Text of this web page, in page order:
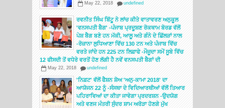
May 22, 2018 undefined
ਰਵਨੀਤ ਸਿੰਘ ਬਿੱਟੂ ਨੇ ਲਾਂਚ ਕੀਤੇ ਵਾਤਾਵਰਣ ਅਨੁਕੂਲ
'ਵਨਸਪਤੀ ਬੈਗ' -ਪੰਜਾਬ ਪ੍ਰਦੂਸ਼ਣ ਰੋਕਥਾਮ ਬੋਰਡ ਵੱਲੋਂ
ਪੇਸ਼ ਬੈਗ ਬਣੇ ਹਨ ਮੱਕੀ, ਆਲੂ ਅਤੇ ਗੰਨੇ ਦੇ ਛਿੱਲੜਾਂ ਨਾਲ
-ਰੋਜ਼ਾਨਾ ਲੁਧਿਆਣਾ ਵਿੱਚ 130 ਟਨ ਅਤੇ ਪੰਜਾਬ ਵਿੱਚ
ਵਰਤੇ ਜਾਂਦੇ ਹਨ 225 ਟਨ ਲਿਫ਼ਾਫੇ -ਮੌਜੂਦਾ ਸਮੇਂ ਸੂਬੇ ਵਿੱਚ
12 ਫੀਸਦੀ ਤੋਂ ਵਧੇਰੇ ਵਰਤੋਂ ਹੋਣ ਲੱਗੀ ਹੈ ਨਵੇਂ ਵਨਸਪਤੀ ਬੈਗਾਂ ਦੀ
May 22, 2018 undefined
'ਨਿਫ਼ਟ' ਵੱਲੋਂ ਫੈਸ਼ਨ ਸ਼ੋਅ 'ਅਨੁ-ਕਾਮਾ 2018' ਦਾ
ਆਯੋਜਨ 22 ਨੂੰ -ਸੰਸਥਾ ਦੇ ਵਿਦਿਆਰਥੀਆਂ ਵੱਲੋਂ ਤਿਆਰ
ਪਹਿਰਾਵਿਆਂ ਦਾ ਕੀਤਾ ਜਾਵੇਗਾ ਪ੍ਰਦਰਸ਼ਨ -ਉਦਯੋਗ
ਅਤੇ ਵਣਜ ਮੰਤਰੀ ਸੁੰਦਰ ਸ਼ਾਮ ਅਰੋੜਾ ਹੋਣਗੇ ਮੁੱਖ